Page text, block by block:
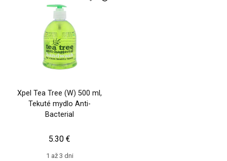
Xpel Tea Tree (W) 500 ml,
Tekuté mydlo Anti-
Bacterial
1 až 3 dni
5.30 €